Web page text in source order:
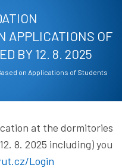
APPLICATIONS OF
BY 12. 8. 2025
on Applications of Students
at the dormitories
8. 2025 including) you
Login